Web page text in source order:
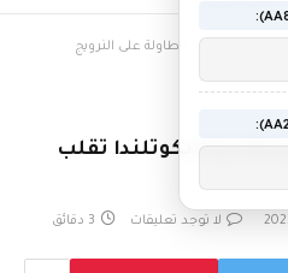
تقلب الطاولة على النرويج
وأسكوتلندا تقلب
لا توجد تعليقات 3 دقائق